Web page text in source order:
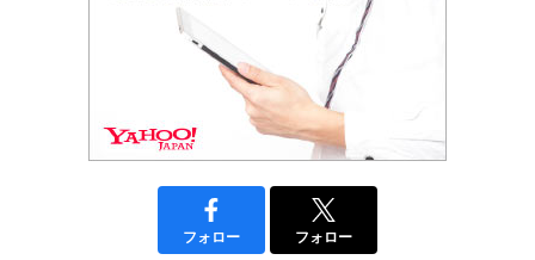
フォロー フォロー